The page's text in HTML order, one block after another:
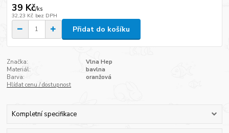
39 Kč/ks
32,23 Kč bez DPH
Přidat do košíku
Značka:
Vlna Hep
Materiál:
bavlna
Barva:
oranžová
Hlídat cenu / dostupnost
Kompletní specifikace